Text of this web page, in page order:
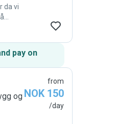
da vi
for å
er SÅ
på
kos
hvert
pay on
og
from
NOK 150
/day